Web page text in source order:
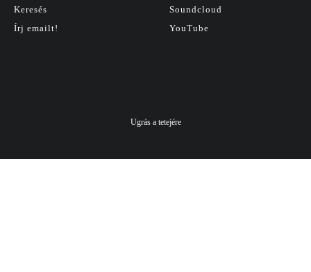
Keresés
Írj emailt!
Soundcloud
YouTube
Ugrás a tetejére